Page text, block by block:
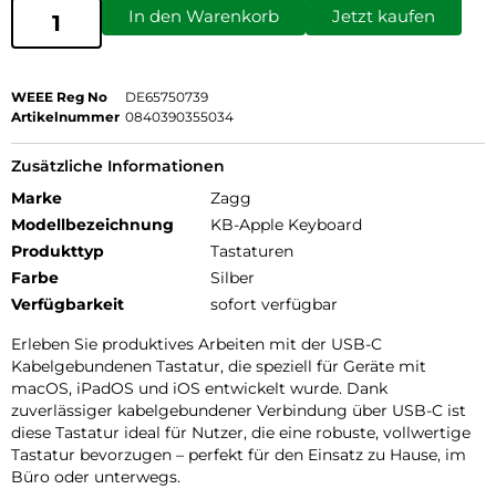
In den Warenkorb Jetzt kaufen
WEEE Reg No
DE65750739
Artikelnummer 0840390355034
Zusätzliche Informationen
Marke
Zagg
Modellbezeichnung
KB-Apple Keyboard
Produkttyp
Tastaturen
Farbe
Silber
Verfügbarkeit
sofort verfügbar
Erleben Sie produktives Arbeiten mit der USB-C
Kabelgebundenen Tastatur, die speziell für Geräte mit
macOS, iPadOS und iOS entwickelt wurde. Dank
zuverlässiger kabelgebundener Verbindung über USB-C ist
diese Tastatur ideal für Nutzer, die eine robuste, vollwertige
Tastatur bevorzugen – perfekt für den Einsatz zu Hause, im
Büro oder unterwegs.